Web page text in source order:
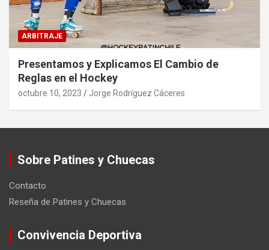
ARBITRAJE
Presentamos y Explicamos El Cambio de
Reglas en el Hockey
octubre 10, 2023 Jorge Rodríguez Cáceres
Sobre Patines y Chuecas
Contacto
Reseña de Patines y Chuecas
Convivencia Deportiva